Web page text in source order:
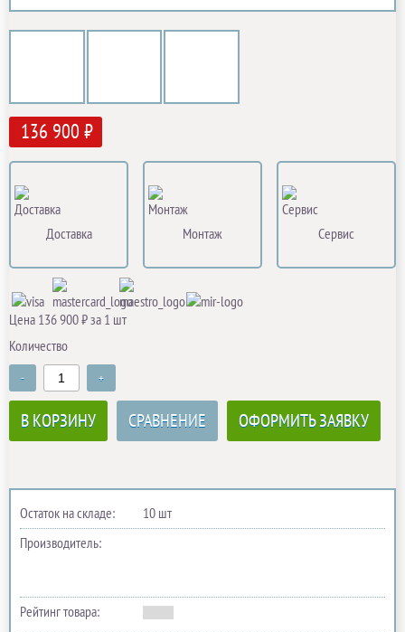
136 900 ₽
Доставка Монтаж Сервис
Цена 136 900 ₽ за 1 шт
Количество
- +
В КОРЗИНУ СРАВНЕНИЕ ОФОРМИТЬ ЗАЯВКУ
Остаток на складе:
10 шт
Производитель:
Рейтинг товара: